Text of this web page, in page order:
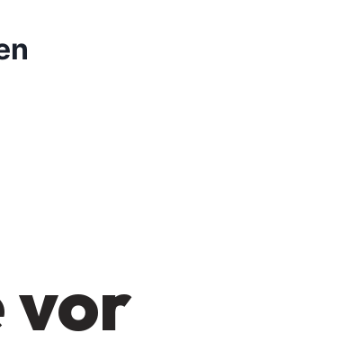
vor